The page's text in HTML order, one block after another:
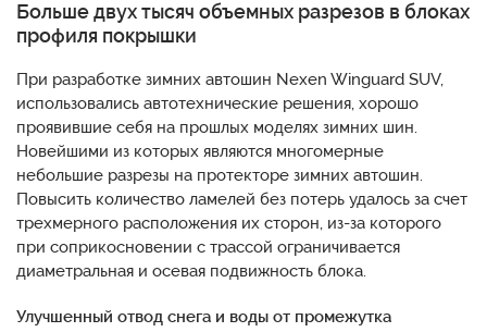
Больше двух тысяч объемных разрезов в блоках
профиля покрышки
При разработке зимних автошин Nexen Winguard SUV,
использовались автотехнические решения, хорошо
проявившие себя на прошлых моделях зимних шин.
Новейшими из которых являются многомерные
небольшие разрезы на протекторе зимних автошин.
Повысить количество ламелей без потерь удалось за счет
трехмерного расположения их сторон, из-за которого
при соприкосновении с трассой ограничивается
диаметральная и осевая подвижность блока.
Улучшенный отвод снега и воды от промежутка